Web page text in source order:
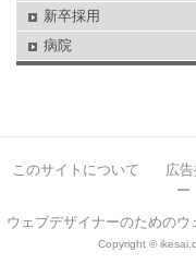
新卒採用
病院
このサイトについて 広
ー
ウェブデザイナーのための
Copyright ©